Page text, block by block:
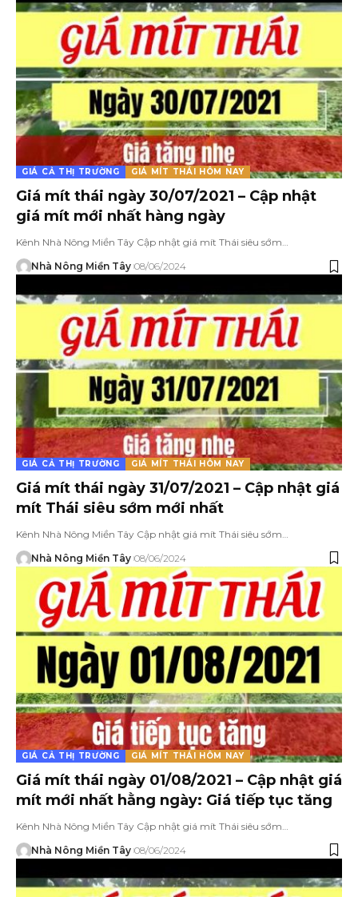
GIÁ CẢ THỊ TRƯỜNG GIÁ MÍT THÁI HÔM NAY
Giá mít thái ngày 30/07/2021 – Cập nhật
giá mít mới nhất hàng ngày
Kênh Nhà Nông Miền Tây Cập nhật giá mít Thái siêu sớm…
Nhà Nông Miền Tây 08/06/2024
GIÁ CẢ THỊ TRƯỜNG GIÁ MÍT THÁI HÔM NAY
Giá mít thái ngày 31/07/2021 – Cập nhật giá
mít Thái siêu sớm mới nhất
Kênh Nhà Nông Miền Tây Cập nhật giá mít Thái siêu sớm…
Nhà Nông Miền Tây 08/06/2024
GIÁ CẢ THỊ TRƯỜNG GIÁ MÍT THÁI HÔM NAY
Giá mít thái ngày 01/08/2021 – Cập nhật giá
mít mới nhất hằng ngày: Giá tiếp tục tăng
Kênh Nhà Nông Miền Tây Cập nhật giá mít Thái siêu sớm…
Nhà Nông Miền Tây 08/06/2024